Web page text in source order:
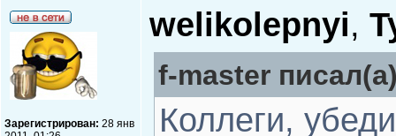
Зарегистрирован: 28 янв
welikolepnyi,
f-master
Коллеги,